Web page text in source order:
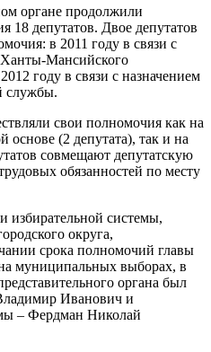
органе продолжили
18 депутатов. Двое депутатов
в 2011 году в связи с
Мансийского
году в связи с назначением
службы.
свои полномочия как на
основе (2 депутата), так и на
совмещают депутатскую
обязанностей по месту
избирательной системы,
округа,
срока полномочий главы
муниципальных выборах, в
органа был
Иванович и
– Фердман Николай